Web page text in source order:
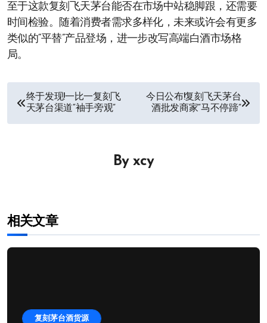
至于这款复刻飞天茅台能否在市场中站稳脚跟，还需要
时间检验。随着消费者需求多样化，未来或许会有更多
类似的“平替”产品登场，进一步改写高端白酒市场格
局。
文
章
终于发现!一比一复刻飞
天茅台渠道“袖手旁观”
今日公布!复刻飞天茅台
酒批发商家“马不停蹄”
By xcy
相关文章
复刻茅台酒货源